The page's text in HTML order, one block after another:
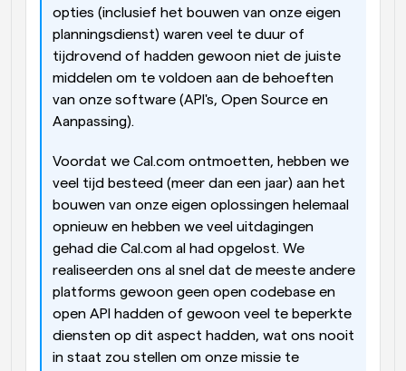
opties (inclusief het bouwen van onze eigen
planningsdienst) waren veel te duur of
tijdrovend of hadden gewoon niet de juiste
middelen om te voldoen aan de behoeften
van onze software (API's, Open Source en
Aanpassing).
Voordat we Cal.com ontmoetten, hebben we
veel tijd besteed (meer dan een jaar) aan het
bouwen van onze eigen oplossingen helemaal
opnieuw en hebben we veel uitdagingen
gehad die Cal.com al had opgelost. We
realiseerden ons al snel dat de meeste andere
platforms gewoon geen open codebase en
open API hadden of gewoon veel te beperkte
diensten op dit aspect hadden, wat ons nooit
in staat zou stellen om onze missie te